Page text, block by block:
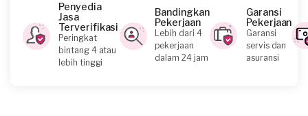
Request Fulfilled
Kurang dari Rp1.000.000
Penyedia
Jasa
Terverifikasi
Peringkat
bintang 4 atau
lebih tinggi
Bandingkan
Pekerjaan
Lebih dari 4
pekerjaan
dalam 24 jam
Garansi
Pekerjaan
Garansi
servis dan
asuransi